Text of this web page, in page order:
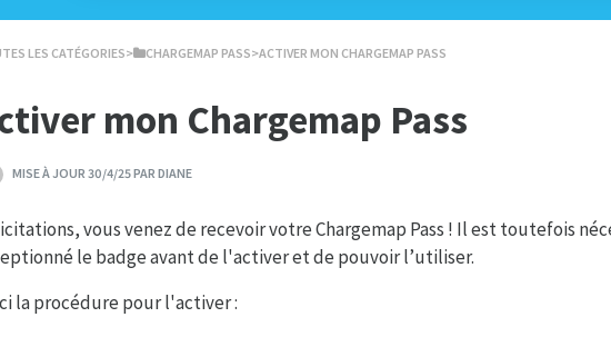
LES CATÉGORIES​>​ ​CHARGEMAP PASS​>​ ACTIVER MON CHARGEMAP PASS
mon Chargemap Pass
MISE À JOUR 30/4/25 PAR DIANE
vous venez de recevoir votre Chargemap Pass ! Il est toutefois
le badge avant de l'activer et de pouvoir l’utiliser.
la procédure pour l'activer :